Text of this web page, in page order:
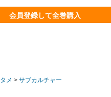
会員登録して全巻購入
メ > サブカルチャー